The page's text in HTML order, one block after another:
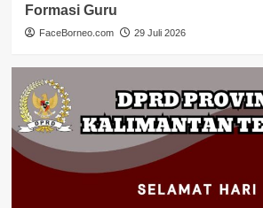
Formasi Guru
FaceBorneo.com 29 Juli 2026